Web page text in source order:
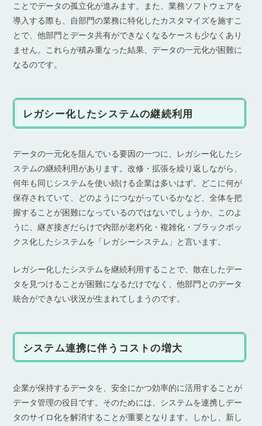
ことでデータの孤立化が進みます。また、業務ソフトウェアを
導入する際も、自部門の業務に特化したカスタマイズを施すこ
とで、他部門とデータ共有ができなくなるケースも少なくあり
ません。これらが積み重なった結果、データの一元化が困難に
なるのです。
レガシー化したシステムの継続利用
データの一元化を阻んでいる要因の一つに、レガシー化したシ
ステムの継続利用があります。改修・拡張を繰り返しながら、
何年も同じシステムを使い続ける企業は多いはず。どこに何が
保存されていて、どのようにつながっているかなど、全体を把
握することが困難になっているのではないでしょうか。このよ
うに、継ぎ接ぎだらけで内部が老朽化・複雑化・ブラックボッ
クス化したシステムを「レガシーシステム」と言います。
レガシー化したシステムを継続利用することで、散在したデー
タを見つけることが困難になるだけでなく、他部門とのデータ
統合ができない状況が生まれてしまうのです。
システム連携に伴うコストの増大
企業が保持するデータを、安全にかつ効率的に活用することが
データ管理の役目です。そのためには、システムを連携しデー
タのサイロ化を解消することが重要となります。しかし、新し